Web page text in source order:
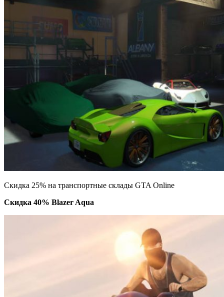
Скидка 25% на транспортные склады GTA Online
Скидка 40% Blazer Aqua